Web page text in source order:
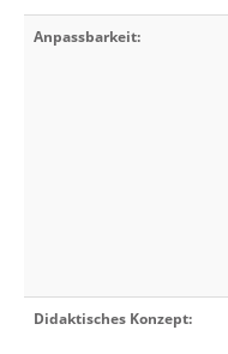
Anpassbarkeit:
Didaktisches Konzept: